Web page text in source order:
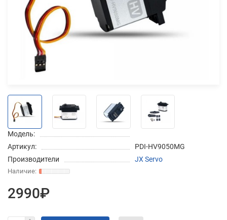
Модель:
Артикул:
PDI-HV9050MG
Производители
JX Servo
2990₽
Добавляйте товары
в корзину
Оплачивайте сегодня только
25% картой любого банка
Получайте товар
выбранный способом
списыватьсяс вашей карты
по 25%каждые 2 недели